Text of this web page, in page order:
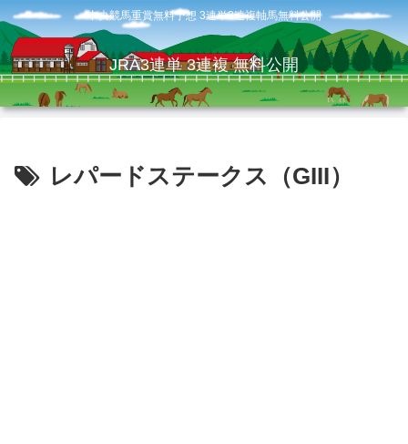
中央競馬重賞無料予想 3連単3連複軸馬無料公開
JRA3連単 3連複 無料公開
レパードステークス（GIII）